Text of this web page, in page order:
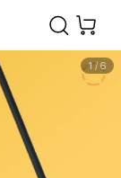
1 / 6